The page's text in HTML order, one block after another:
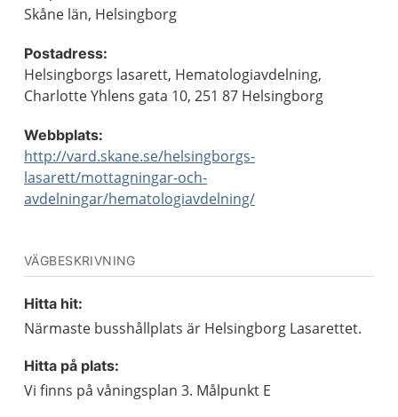
Skåne län, Helsingborg
Postadress:
Helsingborgs lasarett, Hematologiavdelning,
Charlotte Yhlens gata 10, 251 87 Helsingborg
Webbplats:
http://vard.skane.se/helsingborgs-
lasarett/mottagningar-och-
avdelningar/hematologiavdelning/
VÄGBESKRIVNING
Hitta hit:
Närmaste busshållplats är Helsingborg Lasarettet.
Hitta på plats:
Vi finns på våningsplan 3. Målpunkt E